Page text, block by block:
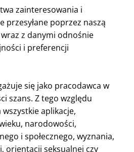
zainteresowania i
przesyłane poprzez naszą
z danymi odnośnie
i preferencji
się jako pracodawca w
szans. Z tego względu
aplikacje,
narodowości,
i społecznego, wyznania,
orientacji seksualnej czy